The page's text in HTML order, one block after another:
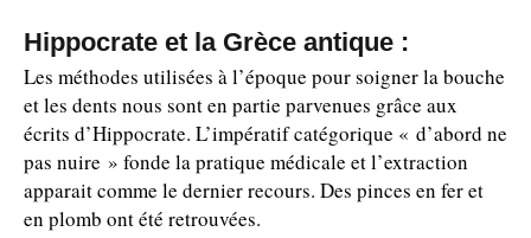
Hippocrate et la Grèce antique :
Les méthodes utilisées à l’époque pour soigner la bouche
et les dents nous sont en partie parvenues grâce aux
écrits d’Hippocrate. L’impératif catégorique « d’abord ne
pas nuire » fonde la pratique médicale et l’extraction
apparait comme le dernier recours. Des pinces en fer et
en plomb ont été retrouvées.